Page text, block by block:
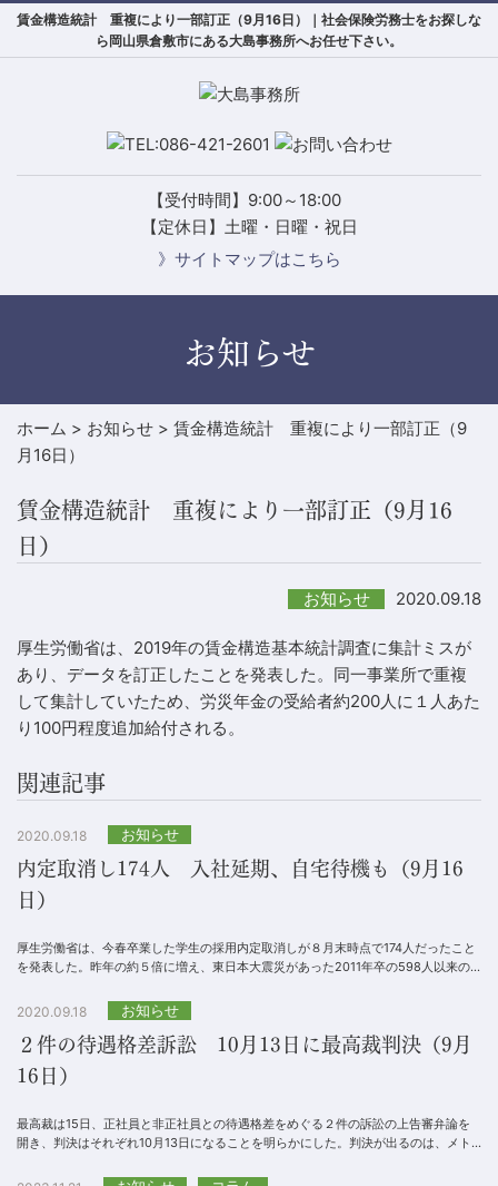
賃金構造統計 重複により一部訂正（9月16日）｜社会保険労務士をお探しな
ら岡山県倉敷市にある大島事務所へお任せ下さい。
【受付時間】9:00～18:00
【定休日】土曜・日曜・祝日
》サイトマップはこちら
お知らせ
ホーム > お知らせ > 賃金構造統計 重複により一部訂正（9
月16日）
賃金構造統計 重複により一部訂正（9月16
日）
お知らせ 2020.09.18
厚生労働省は、2019年の賃金構造基本統計調査に集計ミスが
あり、データを訂正したことを発表した。同一事業所で重複
して集計していたため、労災年金の受給者約200人に１人あた
り100円程度追加給付される。
関連記事
2020.09.18 お知らせ
内定取消し174人 入社延期、自宅待機も（9月16
日）
厚生労働省は、今春卒業した学生の採用内定取消しが８月末時点で174人だったこと
を発表した。昨年の約５倍に増え、東日本大震災があった2011年卒の598人以来の
2020.09.18 お知らせ
２件の待遇格差訴訟 10月13日に最高裁判決（9月
16日）
最高裁は15日、正社員と非正社員との待遇格差をめぐる２件の訴訟の上告審弁論を
開き、判決はそれぞれ10月13日になることを明らかにした。判決が出るのは、メト